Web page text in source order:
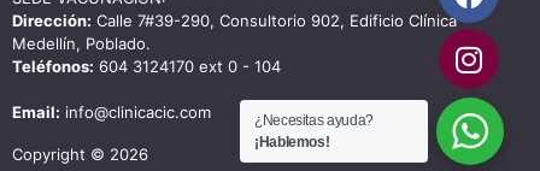
Dirección: Calle 7#39-290, Consultorio 902, Edificio Clínica
Medellín, Poblado.
Teléfonos: 604 3124170 ext 0 - 104
Email: info@clinicacic.com
Copyright © 2026
¿Necesitas ayuda?
¡Hablemos!